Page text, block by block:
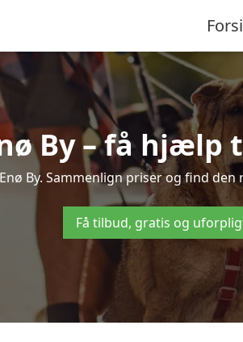
By – få hjælp
By. Sammenlign priser og find
Få tilbud, gratis og